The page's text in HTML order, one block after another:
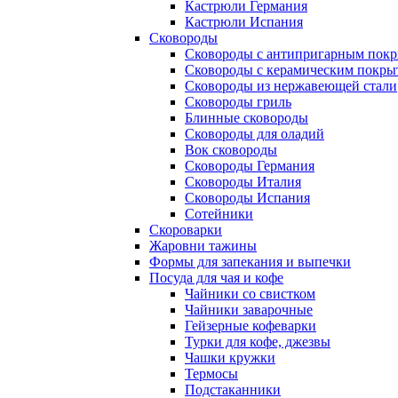
Кастрюли Германия
Кастрюли Испания
Сковороды
Сковороды с антипригарным
Сковороды с керамическим
Сковороды из нержавеющей стали
Сковороды гриль
Блинные сковороды
Сковороды для оладий
Вок сковороды
Сковороды Германия
Сковороды Италия
Сковороды Испания
Сотейники
Скороварки
Жаровни тажины
Формы для запекания и выпечки
Посуда для чая и кофе
Чайники со свистком
Чайники заварочные
Гейзерные кофеварки
Турки для кофе, джезвы
Чашки кружки
Термосы
Подстаканники